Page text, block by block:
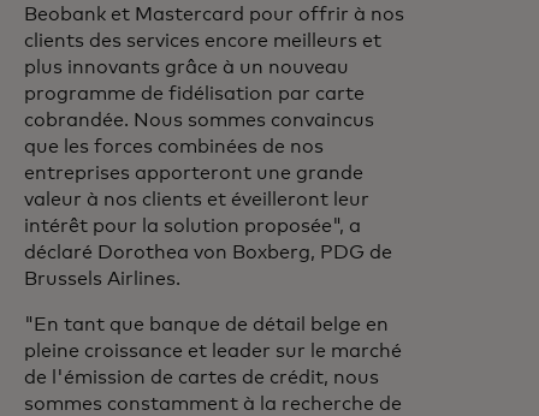
Beobank et Mastercard pour offrir à nos
clients des services encore meilleurs et
plus innovants grâce à un nouveau
programme de fidélisation par carte
cobrandée. Nous sommes convaincus
que les forces combinées de nos
entreprises apporteront une grande
valeur à nos clients et éveilleront leur
intérêt pour la solution proposée", a
déclaré Dorothea von Boxberg, PDG de
Brussels Airlines.
"En tant que banque de détail belge en
pleine croissance et leader sur le marché
de l'émission de cartes de crédit, nous
sommes constamment à la recherche de